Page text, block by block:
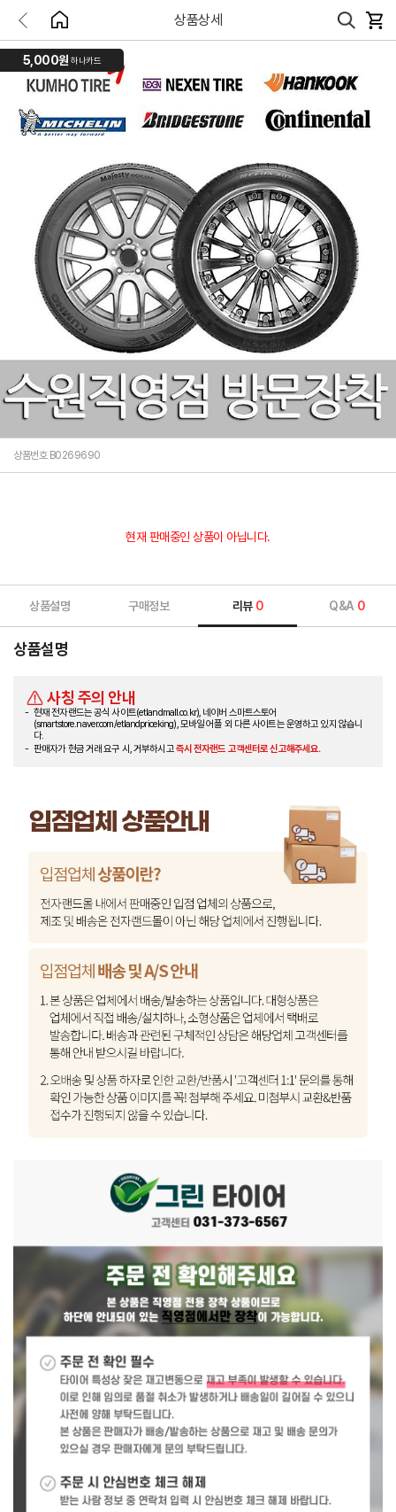
상품상세
5,000원 하나카드
상품번호 B0269690
현재 판매중인 상품이 아닙니다.
상품설명 구매정보 리뷰 0 Q&A 0
상품설명
사칭 주의 안내
현재 전자랜드는 공식 사이트(etlandmall.co.kr), 네이버 스마트스토어
(smartstore.naver.com/etlandpriceking), 모바일 어플 외 다른 사이트는 운영하고 있지 않습니
다.
판매자가 현금 거래 요구 시, 거부하시고즉시 전자랜드 고객센터로 신고해주세요.